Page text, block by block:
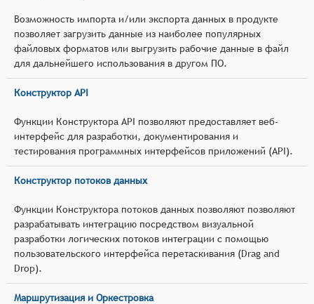
Возможность импорта и/или экспорта данных в продукте
позволяет загрузить данные из наиболее популярных
файловых форматов или выгрузить рабочие данные в файл
для дальнейшего использования в другом ПО.
Конструктор API
Функции Конструктора API позволяют предоставляет веб-
интерфейс для разработки, документирования и
тестирования программных интерфейсов приложений (API).
Конструктор потоков данных
Функции Конструктора потоков данных позволяют позволяют
разрабатывать интеграцию посредством визуальной
разработки логических потоков интеграции с помощью
пользовательского интерфейса перетаскивания (Drag and
Drop).
Маршрутизация и Оркестровка